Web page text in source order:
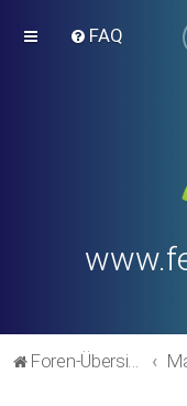
FAQ
Foren-Übersicht